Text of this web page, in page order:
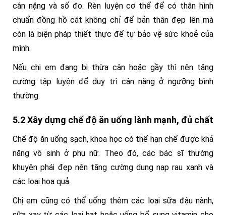
cân nặng và số đo. Rèn luyện cơ thể để có thân hình
chuẩn đồng hồ cát không chỉ để bản thân đẹp lên mà
còn là biện pháp thiết thực để tự bảo vệ sức khoẻ của
mình.
Nếu chị em đang bị thừa cân hoặc gầy thì nên tăng
cường tập luyện để duy trì cân nặng ở ngưỡng bình
thường.
5.2 Xây dựng chế độ ăn uống lành mạnh, đủ chất
Chế độ ăn uống sạch, khoa học có thể hạn chế được khả
năng vô sinh ở phụ nữ. Theo đó, các bác sĩ thường
khuyên phái đẹp nên tăng cường dung nạp rau xanh và
các loại hoa quả.
Chị em cũng có thể uống thêm các loại sữa đậu nành,